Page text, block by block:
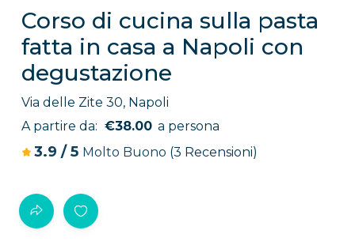
Corso di cucina sulla pasta
fatta in casa a Napoli con
degustazione
Via delle Zite 30, Napoli
A partire da: €38.00 a persona
3.9 /5 Molto Buono (3 Recensioni)